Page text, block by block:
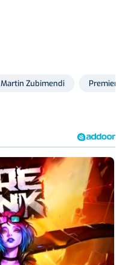
Martin Zubimendi Premier